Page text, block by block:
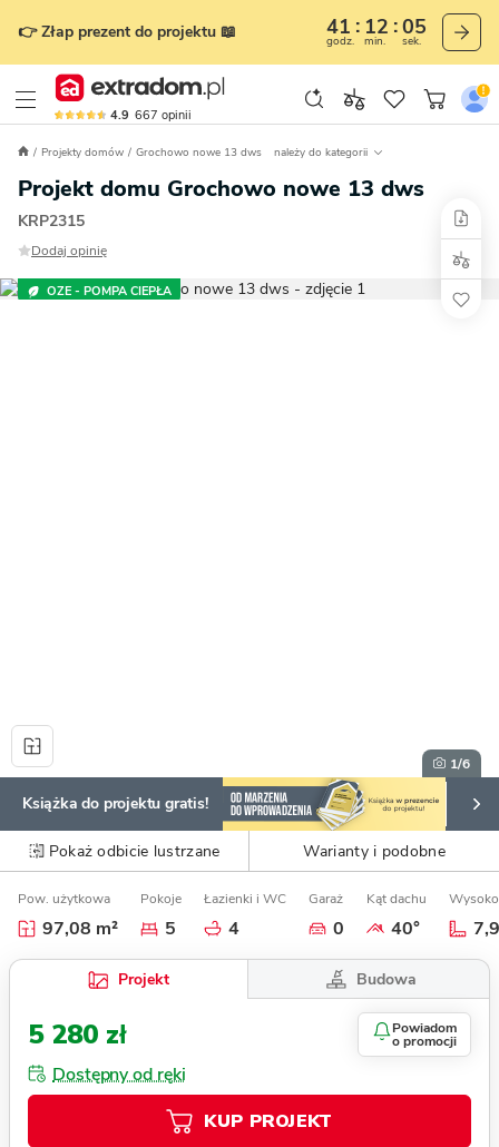
👉 Złap prezent do projektu 📖 41
godz.
12
min.
04
sek.
4.9 667 opinii
Projekty domów Grochowo nowe 13 dws należy do kategorii
Projekt domu Grochowo nowe 13 dws
KRP2315
Dodaj opinię
OZE - POMPA CIEPŁA
1/6
Książka do projektu gratis!
Pokaż odbicie lustrzane Warianty i podobne
Pow. użytkowa
97,08 m²
Pokoje
5
Łazienki i WC
4
Garaż
0
Kąt dachu
40°
Projekt Budowa
5 280 zł Powiadom
o promocji
Dostępny od ręki
KUP PROJEKT